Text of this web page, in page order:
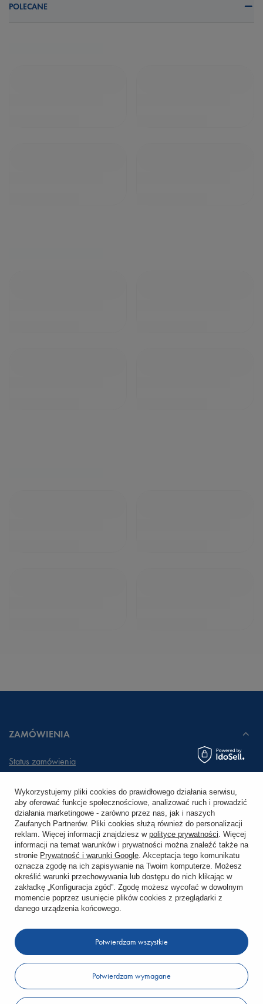
POLECANE
ZAMÓWIENIA
Status zamówienia
Chcę zareklamować produkt
Chcę zwrócić produkt
Chcę wymienić towar
KONTO
KONTAKT
W sklepie prezentujemy ceny brutto (z VAT).
Wykorzystujemy pliki cookies do prawidłowego działania serwisu,
aby oferować funkcje społecznościowe, analizować ruch i prowadzić
działania marketingowe - zarówno przez nas, jak i naszych
Zaufanych Partnerów. Pliki cookies służą również do personalizacji
reklam. Więcej informacji znajdziesz w polityce prywatności. Więcej
informacji na temat warunków i prywatności można znaleźć także na
stronie Prywatność i warunki Google. Akceptacja tego komunikatu
oznacza zgodę na ich zapisywanie na Twoim komputerze. Możesz
określić warunki przechowywania lub dostępu do nich klikając w
zakładkę „Konfiguracja zgód”. Zgodę możesz wycofać w dowolnym
momencie poprzez usunięcie plików cookies z przeglądarki z
danego urządzenia końcowego.
Potwierdzam wymagane
Potwierdzam wszystkie